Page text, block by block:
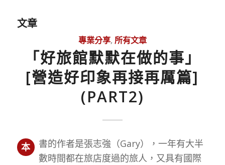
文章
專業分享, 所有文章
「好旅館默默在做的事」
[營造好印象再接再厲篇]
(PART2)
本
書的作者是張志強（Gary），一年有大半
數時間都在旅店度過的旅人，又具有國際